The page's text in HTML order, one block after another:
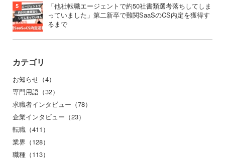
「他社転職エージェントで約50社書類選考落ちしてしま
っていました」第二新卒で難関SaaSのCS内定を獲得す
るまで
カテゴリ
お知らせ（4）
専門用語（32）
求職者インタビュー（78）
企業インタビュー（23）
転職（411）
業界（128）
職種（113）